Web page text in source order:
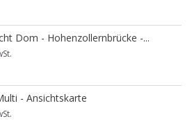
Dom - Hohenzollernbrücke -...
- Ansichtskarte